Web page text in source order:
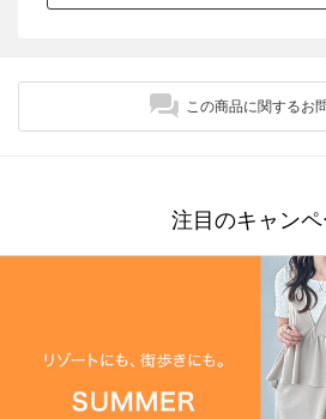
この商品に関するお
注目のキャン